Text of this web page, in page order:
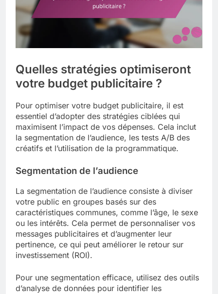
Quelles stratégies optimiseront
votre budget publicitaire ?
Pour optimiser votre budget publicitaire, il est
essentiel d’adopter des stratégies ciblées qui
maximisent l’impact de vos dépenses. Cela inclut
la segmentation de l’audience, les tests A/B des
créatifs et l’utilisation de la programmatique.
Segmentation de l’audience
La segmentation de l’audience consiste à diviser
votre public en groupes basés sur des
caractéristiques communes, comme l’âge, le sexe
ou les intérêts. Cela permet de personnaliser vos
messages publicitaires et d’augmenter leur
pertinence, ce qui peut améliorer le retour sur
investissement (ROI).
Pour une segmentation efficace, utilisez des outils
d’analyse de données pour identifier les